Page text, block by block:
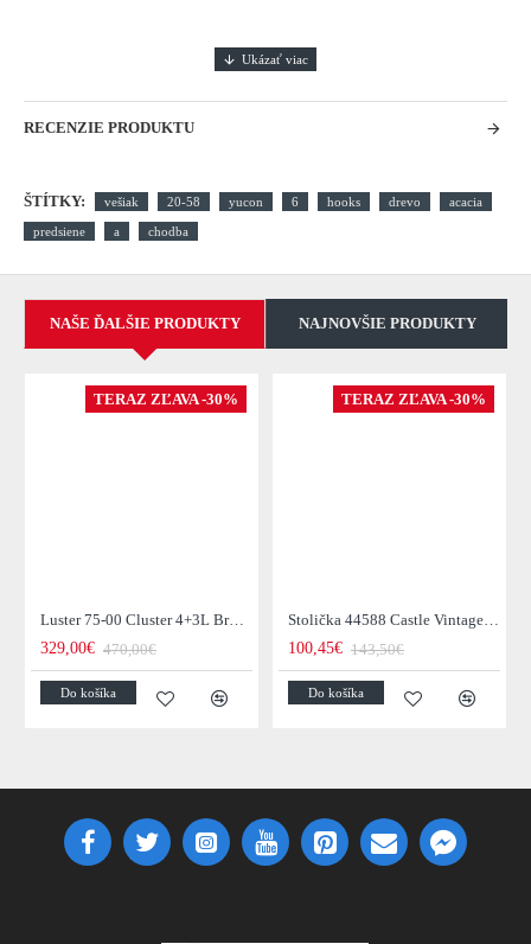
RECENZIE PRODUKTU
ŠTÍTKY: vešiak 20-58 yucon 6 hooks drevo acacia
predsiene a chodba
NAŠE ĎALŠIE PRODUKTY NAJNOVŠIE PRODUKTY
TERAZ ZĽAVA -30%
Luster 75-00 Cluster 4+3L Brown + Jantar Glass
329,00€ 470,00€
Do košíka
TERAZ ZĽAVA -30%
Stolička 44588 Castle Vintage Black
100,45€ 143,50€
Do košíka